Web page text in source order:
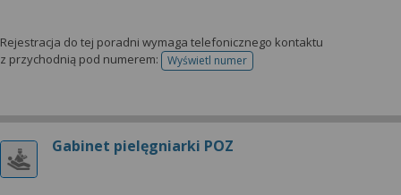
Rejestracja do tej poradni wymaga telefonicznego kontaktu
z przychodnią pod numerem:
Wyświetl numertelefonu do rejestracji
Gabinet pielęgniarki POZ